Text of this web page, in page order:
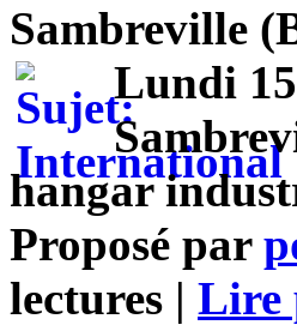
Sambreville
Lundi
hangar
Proposé par
lectures | Lire